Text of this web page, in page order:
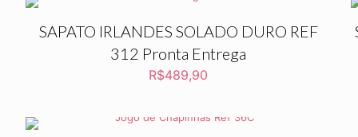
SAPATO IRLANDES SOLADO DURO REF
312 Pronta Entrega
R$489,90